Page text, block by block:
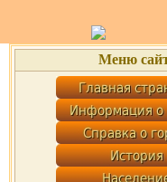
Меню